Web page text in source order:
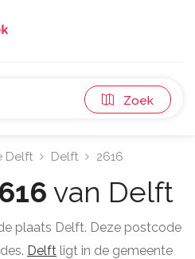
Zoek
Delft Delft 2616
van Delft
plaats Delft. Deze postcode
Delft ligt in de gemeente